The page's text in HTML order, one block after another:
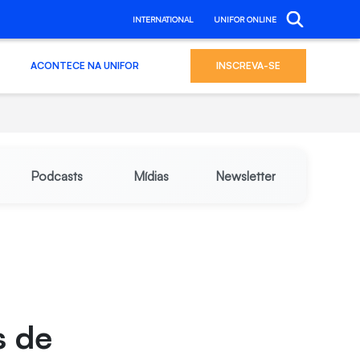
INTERNATIONAL UNIFOR ONLINE
ACONTECE NA UNIFOR INSCREVA-SE
Podcasts Mídias Newsletter
de